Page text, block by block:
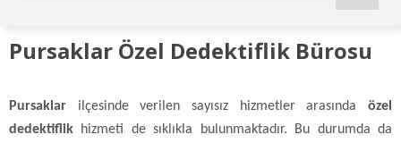
Pursaklar Özel Dedektiflik Bürosu
Pursaklar ilçesinde verilen sayısız hizmetler arasında özel
dedektiflik hizmeti de sıklıkla bulunmaktadır. Bu durumda da